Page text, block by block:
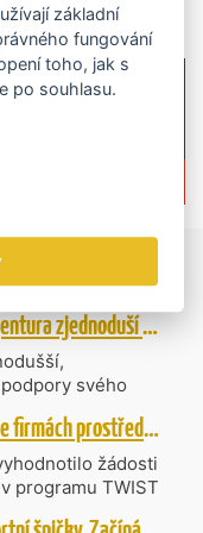
Vzniká CzechBusiness. Nová státní agentura zjednoduší podporu českých firem
svého
CzechInvest.
rozvoj od
MPO posílí využití umělé inteligence ve firmách prostřednictvím 40 projektů z programu TWIST
žádosti
programu TWIST
pro Strategické
základní
fungování
toho, jak s
po souhlasu.